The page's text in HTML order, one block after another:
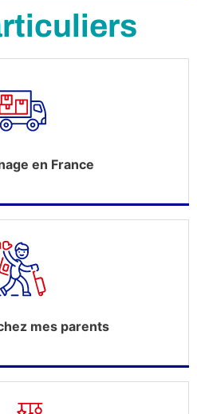
en France
mes parents